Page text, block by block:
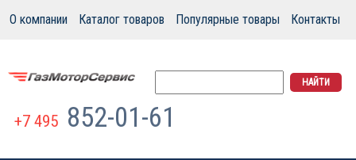
О компании Каталог товаров Популярные товары Контакты
+7 495 852-01-61